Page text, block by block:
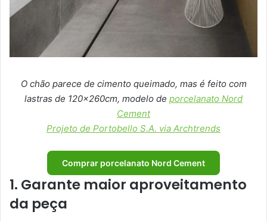
O chão parece de cimento queimado, mas é feito com
lastras de 120x260cm, modelo de porcelanato Nord
Cement
Projeto de Portobello S.A. via Archtrends
Comprar porcelanato Nord Cement
1. Garante maior aproveitamento
da peça